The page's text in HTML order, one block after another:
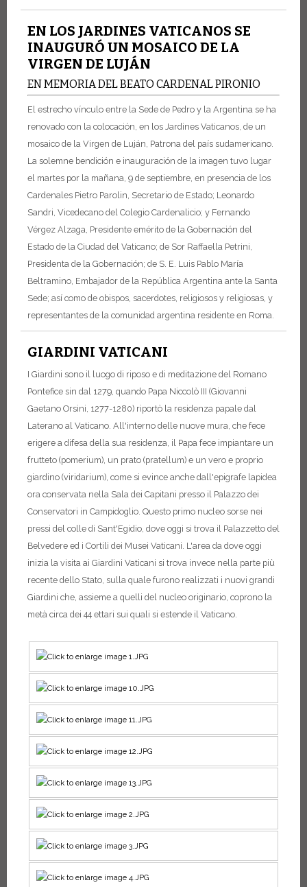
EN LOS JARDINES VATICANOS SE
INAUGURÓ UN MOSAICO DE LA
VIRGEN DE LUJÁN
EN MEMORIA DEL BEATO CARDENAL PIRONIO
El estrecho vínculo entre la Sede de Pedro y la Argentina se ha
renovado con la colocación, en los Jardines Vaticanos, de un
mosaico de la Virgen de Luján, Patrona del país sudamericano.
La solemne bendición e inauguración de la imagen tuvo lugar
el martes por la mañana, 9 de septiembre, en presencia de los
Cardenales Pietro Parolin, Secretario de Estado; Leonardo
Sandri, Vicedecano del Colegio Cardenalicio; y Fernando
Vérgez Alzaga, Presidente emérito de la Gobernación del
Estado de la Ciudad del Vaticano; de Sor Raffaella Petrini,
Presidenta de la Gobernación; de S. E. Luis Pablo María
Beltramino, Embajador de la República Argentina ante la Santa
Sede; así como de obispos, sacerdotes, religiosos y religiosas, y
representantes de la comunidad argentina residente en Roma.
GIARDINI VATICANI
I Giardini sono il luogo di riposo e di meditazione del Romano
Pontefice sin dal 1279, quando Papa Niccolò III (Giovanni
Gaetano Orsini, 1277-1280) riportò la residenza papale dal
Laterano al Vaticano. All'interno delle nuove mura, che fece
erigere a difesa della sua residenza, il Papa fece impiantare un
frutteto (pomerium), un prato (pratellum) e un vero e proprio
giardino (viridarium), come si evince anche dall'epigrafe lapidea
ora conservata nella Sala dei Capitani presso il Palazzo dei
Conservatori in Campidoglio. Questo primo nucleo sorse nei
pressi del colle di Sant'Egidio, dove oggi si trova il Palazzetto del
Belvedere ed i Cortili dei Musei Vaticani. L'area da dove oggi
inizia la visita ai Giardini Vaticani si trova invece nella parte più
recente dello Stato, sulla quale furono realizzati i nuovi grandi
Giardini che, assieme a quelli del nucleo originario, coprono la
metà circa dei 44 ettari sui quali si estende il Vaticano.